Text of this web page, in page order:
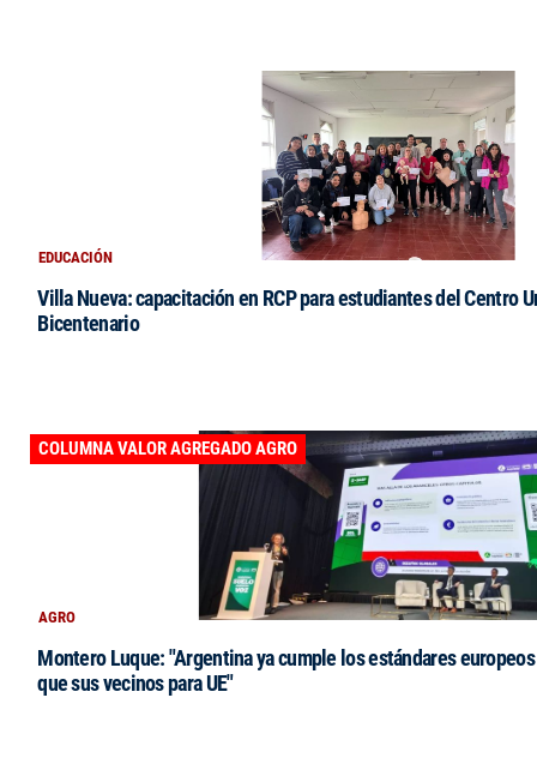
EDUCACIÓN
Villa Nueva: capacitación en RCP para estudiantes del Centro
Bicentenario
AGRO
COLUMNA VALOR AGREGADO AGRO
Montero Luque: "Argentina ya cumple los estándares
que sus vecinos para UE"